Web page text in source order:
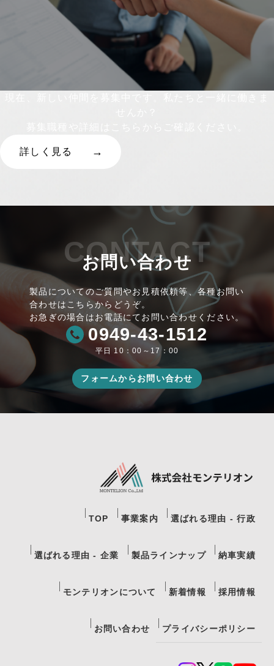
詳しく見る
CONTACT
お問い合わせ
製品についてのご質問やお見積依頼等、各種お問い
合わせはこちらからどうぞ。
お急ぎの場合はお電話にてお問い合わせください。
0949-43-1512
平日 10：00～17：00
フォームからお問い合わせ
TOP 事業案内 選ばれる理由 - 行政
選ばれる理由 - 企業 製品ラインナップ 納車実績
モンテリオンについて 新着情報 採用情報
お問い合わせ プライバシーポリシー